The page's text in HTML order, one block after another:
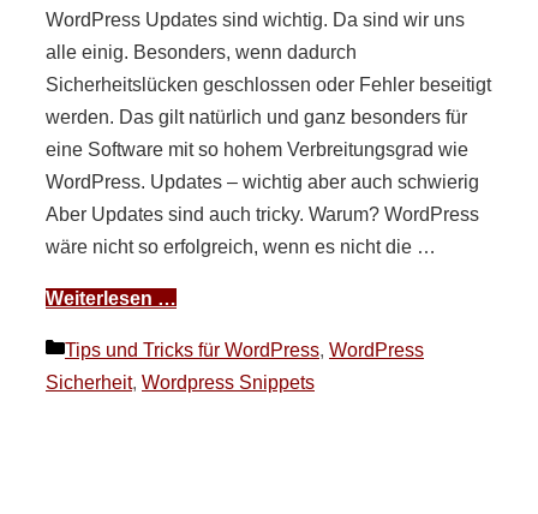
WordPress Updates sind wichtig. Da sind wir uns
alle einig. Besonders, wenn dadurch
Sicherheitslücken geschlossen oder Fehler beseitigt
werden. Das gilt natürlich und ganz besonders für
eine Software mit so hohem Verbreitungsgrad wie
WordPress. Updates – wichtig aber auch schwierig
Aber Updates sind auch tricky. Warum? WordPress
wäre nicht so erfolgreich, wenn es nicht die …
Weiterlesen …
Kategorien
Tips und Tricks für WordPress, WordPress
Sicherheit, Wordpress Snippets